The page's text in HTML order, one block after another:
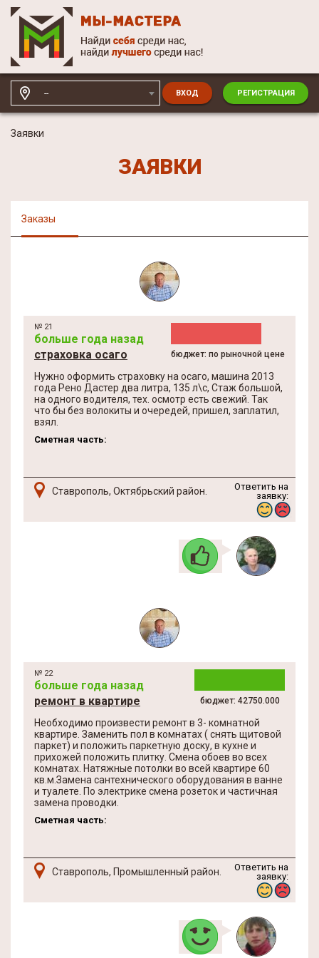
-- ВХОД РЕГИСТРАЦИЯ
Заявки
ЗАЯВКИ
Заказы
№ 21
больше года назад
страховка осаго
бюджет: по рыночной цене
Нужно оформить страховку на осаго, машина 2013
года Рено Дастер два литра, 135 л\с, Стаж большой,
на одного водителя, тех. осмотр есть свежий. Так
что бы без волокиты и очередей, пришел, заплатил,
взял.
Сметная часть:
Ставрополь, Октябрьский район.
Ответить на
заявку:
№ 22
больше года назад
ремонт в квартире
бюджет: 42750.000
Необходимо произвести ремонт в 3- комнатной
квартире. Заменить пол в комнатах ( снять щитовой
паркет) и положить паркетную доску, в кухне и
прихожей положить плитку. Смена обоев во всех
комнатах. Натяжные потолки во всей квартире 60
кв.м.Замена сантехнического оборудования в ванне
и туалете. По электрике смена розеток и частичная
замена проводки.
Сметная часть:
Ставрополь, Промышленный район.
Ответить на
заявку: